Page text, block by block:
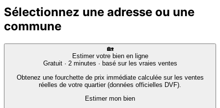
Sélectionnez une adresse ou une
commune
🏡
Estimer votre bien en ligne
Gratuit · 2 minutes · basé sur les vraies ventes
Obtenez une fourchette de prix immédiate calculée sur les ventes
réelles de votre quartier (données officielles DVF).
Estimer mon bien